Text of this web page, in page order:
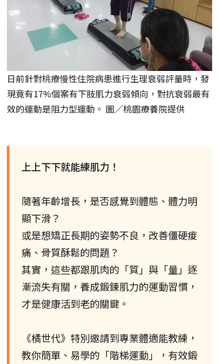
日前針對桃療慢性住院病患進行生理衰弱評量時，發
現竟有17%個案有下肢肌力衰弱傾向，對抗衰弱最有
效的運動是阻力型運動。 圖／桃園療養院提供
上上下下就能練肌力！
隨著年齡增長，是否感覺到體態、體力明
顯下滑？
或是想矯正長期的姿勢不良，改善僵硬痠
痛、骨質酥鬆的問題？
其實，這些都跟肌肉的「質」與「量」逐
漸流失有關，養成鍛鍊肌力的運動習慣，
才是健康活到老的關鍵。
《橘世代》特別邀請到專業體適能教練，
教你簡單、易學的「階梯運動」，有效鍛